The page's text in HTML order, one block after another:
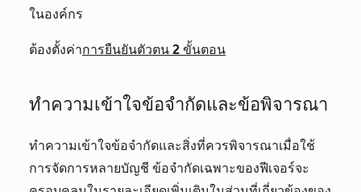
ในองค์กร
ต้องตั้งค่าการยืนยันตัวตน 2 ขั้นตอน
ทำความเข้าใจข้อจำกัดและข้อพิจารณา
ทำความเข้าใจข้อจำกัดและสิ่งที่ควรพิจารณาเมื่อใช้
การจัดการหลายบัญชี ข้อจำกัดเฉพาะของฟีเจอร์จะ